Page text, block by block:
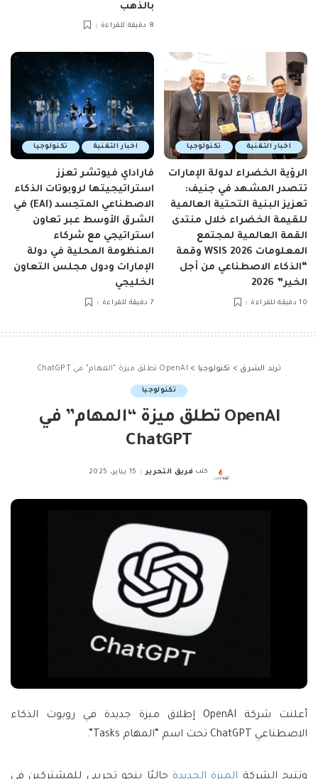
بالذهب
8 دقيقة للقراءة
اخبار التقنية تكنولوجيا
الرؤية الخضراء لدولة الإمارات
تتصدر المشهد في جنيف:
تعزيز البنية التحتية العالمية
للقيمة الخضراء خلال منتدى
القمة العالمية لمجتمع
المعلومات WSIS 2026 وقمة
“الذكاء الاصطناعي من أجل
الخير” 2026
10 دقيقة للقراءة
اخبار التقنية تكنولوجيا
فاراداي فيوتشر تعزز
استراتيجيتها لروبوتات الذكاء
الاصطناعي المتجسد (EAI) في
الشرق الأوسط عبر تعاون
استراتيجي مع شركاء
المنظومة المحلية في دولة
الإمارات ودول مجلس التعاون
الخليجي
7 دقيقة للقراءة
ترند الشرق > تكنولوجيا > OpenAI تطلق ميزة “المهام” في ChatGPT
تكنولوجيا
OpenAI تطلق ميزة “المهام” في
ChatGPT
Posted
كتب فريق التحرير 15 يناير، 2025
أعلنت شركة OpenAI إطلاق ميزة جديدة في روبوت الذكاء
الاصطناعي ChatGPT تحت اسم “المهام Tasks”.